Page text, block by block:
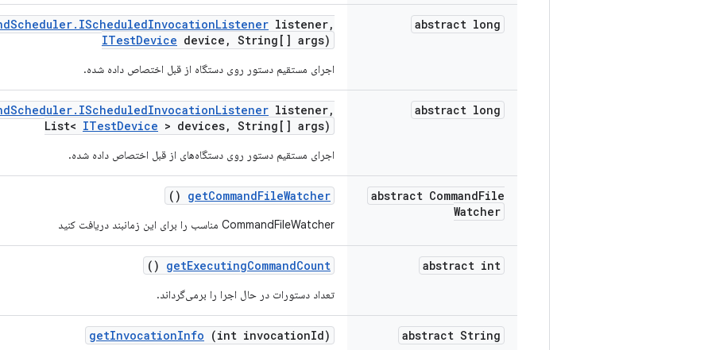
abstract long
Scheduler. IScheduledInvocationListener listener,
ITestDevice device , String[] args)
اجرای مستقیم دستور روی دستگاه از قبل اختصاص داده شده.
abstract long
Scheduler. IScheduledInvocationListener listener,
List< ITestDevice > devices, String[] args)
اجرای مستقیم دستور روی دستگاه‌های از قبل اختصاص داده شده.
abstract CommandFile
Watcher
getCommandFileWatcher
()
CommandFileWatcher مناسب را برای این زمانبند دریافت کنید
abstract int
getExecutingCommandCount
()
تعداد دستورات در حال اجرا را برمی‌گرداند.
abstract String
getInvocationInfo (int invocationId)